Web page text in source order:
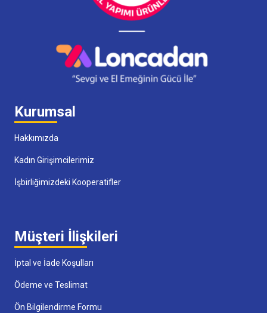
Kurumsal
Hakkımızda
Kadın Girişimcilerimiz
İşbirliğimizdeki Kooperatifler
Müşteri İlişkileri
İptal ve İade Koşulları
Ödeme ve Teslimat
Ön Bilgilendirme Formu